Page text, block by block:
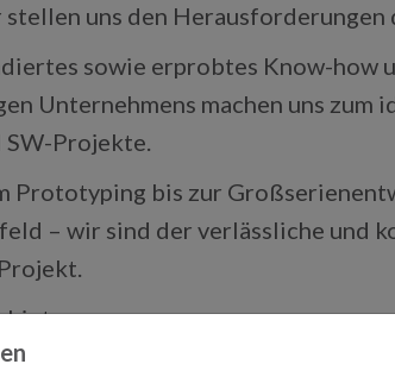
uns den
sowie erprobtes Know-how
Unternehmens machen uns zum
SW-Projekte.
Prototyping bis zur
– wir sind der verlässliche und
bieten: